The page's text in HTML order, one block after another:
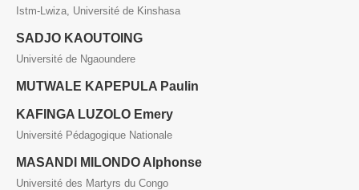
Istm-Lwiza, Université de Kinshasa
SADJO KAOUTOING
Université de Ngaoundere
MUTWALE KAPEPULA Paulin
KAFINGA LUZOLO Emery
Université Pédagogique Nationale
MASANDI MILONDO Alphonse
Université des Martyrs du Congo